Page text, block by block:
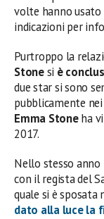
volte hanno
indicazioni per
Purtroppo la
Stonesi è
due star si sono
pubblicamente
Emma Stoneha
2017.
Nello stesso anno
con il regista del
quale si è sposata
dato alla luce la